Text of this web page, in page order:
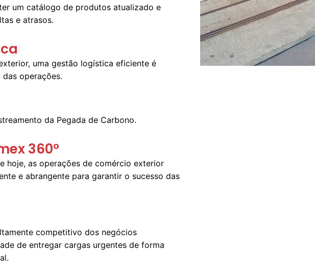
um catálogo de produtos atualizado e
e atrasos.
uma gestão logística eficiente é
operações.
da Pegada de Carbono.
360°
hoje, as operações de comércio exterior
e abrangente para garantir o sucesso das
competitivo dos negócios
de entregar cargas urgentes de forma